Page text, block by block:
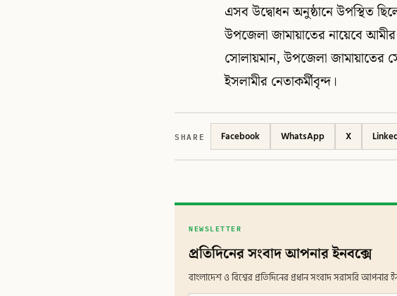
এসব উদ্বোধন অনুষ্ঠানে উপস্থিত
উপজেলা জামায়াতের নায়েবে
সোলায়মান, উপজেলা জামায়াতের
ইসলামীর নেতাকর্মীবৃন্দ।
SHARE Facebook WhatsApp X
NEWSLETTER
প্রতিদিনের সংবাদ আপনার ইনবক্সে
বাংলাদেশ ও বিশ্বের প্রতিদিনের প্রধান সংবাদ সরাসরি